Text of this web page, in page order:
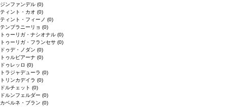
ジンファンデル (0)
ティント・カオ (0)
ティント・フィーノ (0)
テンプラニーリョ (0)
トゥーリガ・ナシオナル (0)
トゥーリガ・フランセサ (0)
ドゥデ・ノダン (0)
トゥルビアーナ (0)
ドゥレッロ (0)
トラジャデューラ (0)
トリンカデイラ (0)
ドルチェット (0)
ドルンフェルダー (0)
カベルネ・ブラン (0)